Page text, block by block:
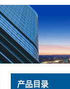
产品目录